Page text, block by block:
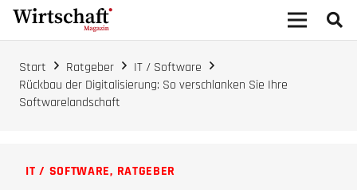
Start Ratgeber
IT / Software
Rückbau der Digitalisierung: So verschlanken Sie Ihre
Softwarelandschaft
IT / SOFTWARE, RATGEBER